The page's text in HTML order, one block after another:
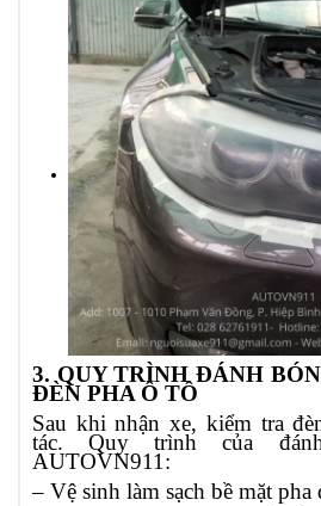
3. QUY TRÌNH ĐÁNH
ĐÈN PHA Ô TÔ
Sau khi nhận xe, kiểm tra
tác. Quy trình của
AUTOVN911:
– Vệ sinh làm sạch bề mặt pha